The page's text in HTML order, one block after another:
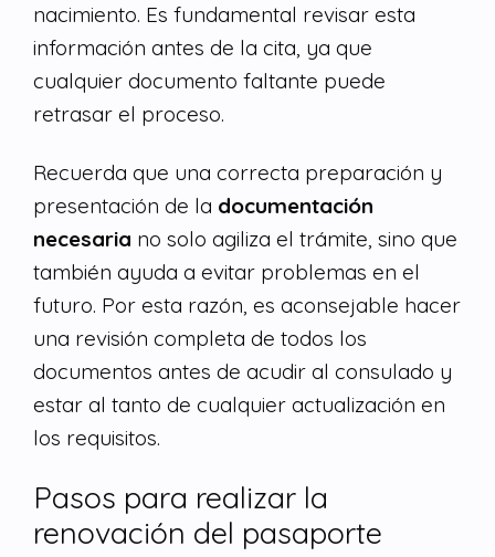
nacimiento. Es fundamental revisar esta
información antes de la cita, ya que
cualquier documento faltante puede
retrasar el proceso.
Recuerda que una correcta preparación y
presentación de la documentación
necesaria no solo agiliza el trámite, sino que
también ayuda a evitar problemas en el
futuro. Por esta razón, es aconsejable hacer
una revisión completa de todos los
documentos antes de acudir al consulado y
estar al tanto de cualquier actualización en
los requisitos.
Pasos para realizar la
renovación del pasaporte